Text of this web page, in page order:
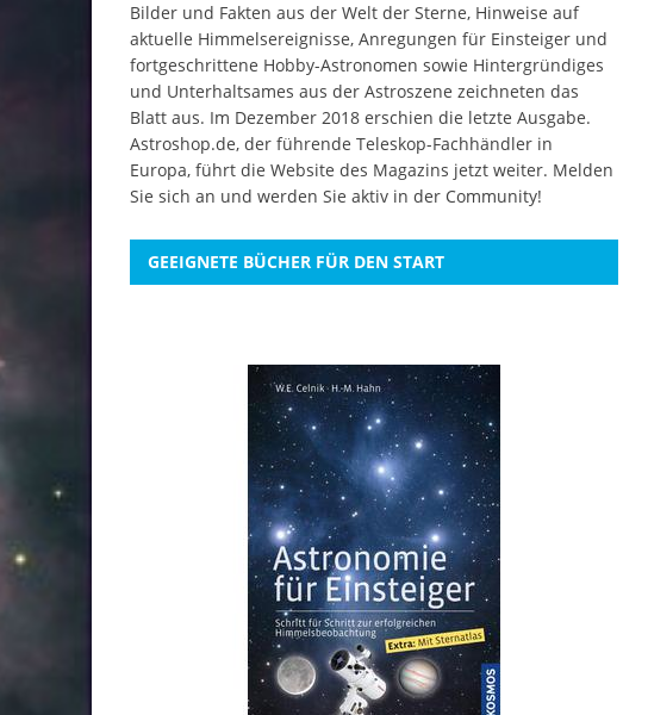
Bilder und Fakten aus der Welt der Sterne, Hinweise auf
aktuelle Himmelsereignisse, Anregungen für Einsteiger und
fortgeschrittene Hobby-Astronomen sowie Hintergründiges
und Unterhaltsames aus der Astroszene zeichneten das
Blatt aus. Im Dezember 2018 erschien die letzte Ausgabe.
Astroshop.de, der führende Teleskop-Fachhändler in
Europa, führt die Website des Magazins jetzt weiter. Melden
Sie sich an und werden Sie aktiv in der Community!
GEEIGNETE BÜCHER FÜR DEN START